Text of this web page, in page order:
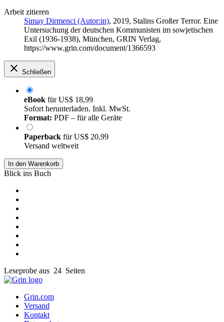
Arbeit zitieren
Simay Dirmenci (Autor:in), 2019, Stalins Großer Terror. Eine
Untersuchung der deutschen Kommunisten im sowjetischen
Exil (1936-1938), München, GRIN Verlag,
https://www.grin.com/document/1366593
Schließen
eBook fürUS$ 18,99
Sofort herunterladen. Inkl. MwSt.
Format: PDF – für alle Geräte
Paperback fürUS$ 20,99
Versand weltweit
In den Warenkorb
Blick ins Buch
Leseprobe aus 24 Seiten
Grin.com
Versand
Kontakt